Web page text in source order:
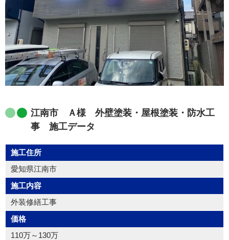
江南市 Ａ様 外壁塗装・屋根塗装・防水工
事 施工データ
施工住所
愛知県江南市
施工内容
外装修繕工事
価格
110万～130万